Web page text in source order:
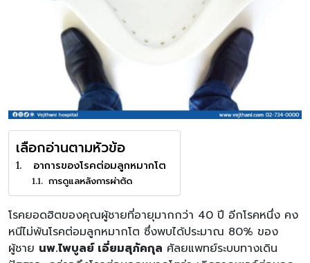
เลือกอ่านตามหัวข้อ
อาการของโรคต่อมลูกหมากโต
การดูแลหลังการผ่าตัด
โรคยอดฮิตของคุณผู้ชายที่อายุมากกว่า 40 ปี อีกโรคหนึ่ง คง
หนีไม่พ้นโรคต่อมลูกหมากโต ซึ่งพบได้ประมาณ 80% ของ
ผู้ชาย นพ.ไพบูลย์ เอี่ยมสุภัคกุล ศัลยแพทย์ระบบทางเดิน